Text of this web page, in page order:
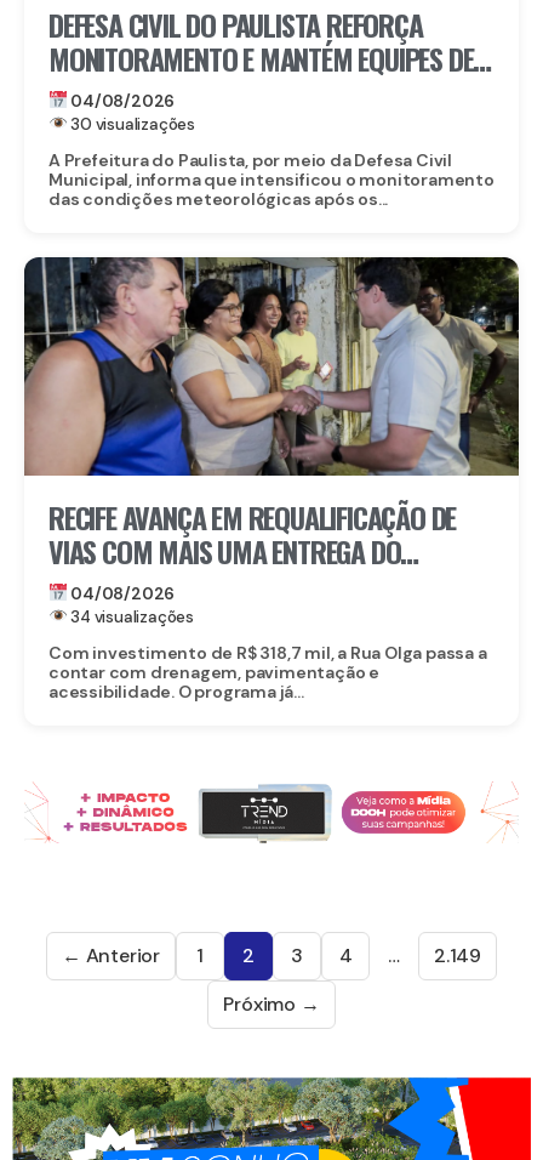
DEFESA CIVIL DO PAULISTA REFORÇA
MONITORAMENTO E MANTÉM EQUIPES DE
PRONTIDÃO DIANTE DA PREVISÃO DE
CHUVAS
04/08/2026
30 visualizações
A Prefeitura do Paulista, por meio da Defesa Civil
Municipal, informa que intensificou o monitoramento
das condições meteorológicas após os...
RECIFE AVANÇA EM REQUALIFICAÇÃO DE
VIAS COM MAIS UMA ENTREGA DO
PROGRAMA RUA TININDO NO BAIRRO DA
ENCRUZILHADA
04/08/2026
34 visualizações
Com investimento de R$ 318,7 mil, a Rua Olga passa a
contar com drenagem, pavimentação e
acessibilidade. O programa já...
← Anterior 1 2 3 4 …
2.149
Próximo →